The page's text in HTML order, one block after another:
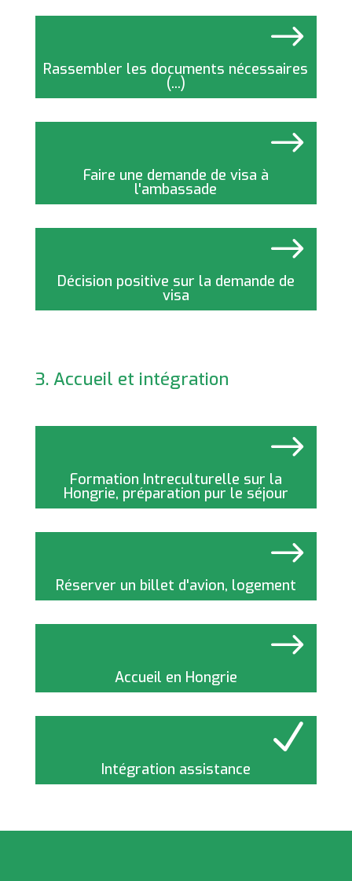
$
Rassembler les documents nécessaires
(...)
$
Faire une demande de visa à
l'ambassade
$
Décision positive sur la demande de
visa
3. Accueil et intégration
$
Formation Intreculturelle sur la
Hongrie, préparation pur le séjour
$
Réserver un billet d'avion, logement
$
Accueil en Hongrie
N
Intégration assistance